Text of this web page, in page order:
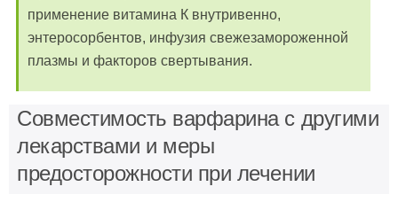
применение витамина К внутривенно,
энтеросорбентов, инфузия свежезамороженной
плазмы и факторов свертывания.
Совместимость варфарина с другими
лекарствами и меры
предосторожности при лечении